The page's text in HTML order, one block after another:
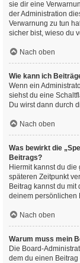
sie dir eine
der Administration
Verwarnung zu tun
sicher bist, wieso du
Nach oben
Wie kann ich
Wenn ein
siehst du eine
Du wirst dann durch
Nach oben
Was bewirkt die
Beitrags?
Hiermit kannst du
späteren Zeitpunkt
Beitrag kannst du mit
deinem persönlichen
Nach oben
Warum muss mein
Die Board-
dem du einen